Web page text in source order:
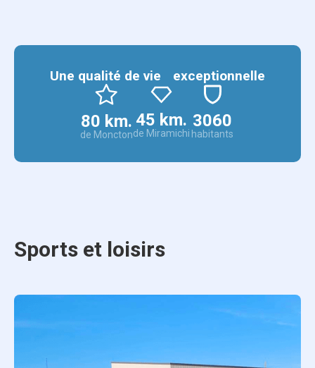
Une qualité de vie exceptionnelle
80 km.
de Moncton
45 km.
de Miramichi
3060
habitants
Sports et loisirs